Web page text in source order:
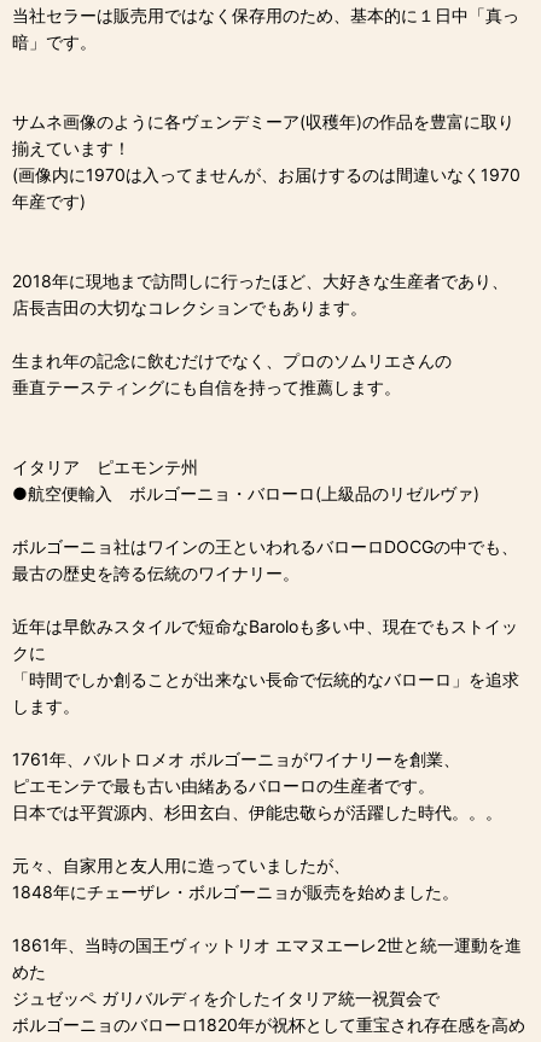
当社セラーは販売用ではなく保存用のため、基本的に１日中「真っ
暗」です。
サムネ画像のように各ヴェンデミーア(収穫年)の作品を豊富に取り
揃えています！
(画像内に1970は入ってませんが、お届けするのは間違いなく1970
年産です)
2018年に現地まで訪問しに行ったほど、大好きな生産者であり、
店長吉田の大切なコレクションでもあります。
生まれ年の記念に飲むだけでなく、プロのソムリエさんの
垂直テースティングにも自信を持って推薦します。
イタリア ピエモンテ州
●航空便輸入 ボルゴーニョ・バローロ(上級品のリゼルヴァ)
ボルゴーニョ社はワインの王といわれるバローロDOCGの中でも、
最古の歴史を誇る伝統のワイナリー。
近年は早飲みスタイルで短命なBaroloも多い中、現在でもストイッ
クに
「時間でしか創ることが出来ない長命で伝統的なバローロ」を追求
します。
1761年、バルトロメオ ボルゴーニョがワイナリーを創業、
ピエモンテで最も古い由緒あるバローロの生産者です。
日本では平賀源内、杉田玄白、伊能忠敬らが活躍した時代。。。
元々、自家用と友人用に造っていましたが、
1848年にチェーザレ・ボルゴーニョが販売を始めました。
1861年、当時の国王ヴィットリオ エマヌエーレ2世と統一運動を進
めた
ジュゼッペ ガリバルディを介したイタリア統一祝賀会で
ボルゴーニョのバローロ1820年が祝杯として重宝され存在感を高め